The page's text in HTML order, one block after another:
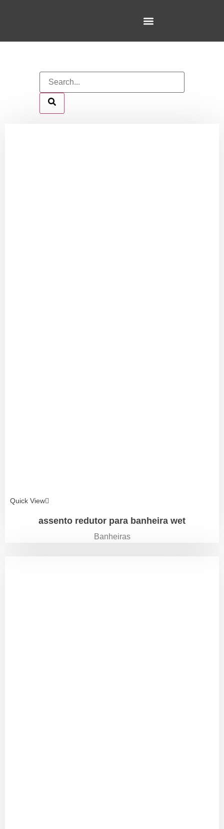
Quick View
assento redutor para banheira wet
Banheiras